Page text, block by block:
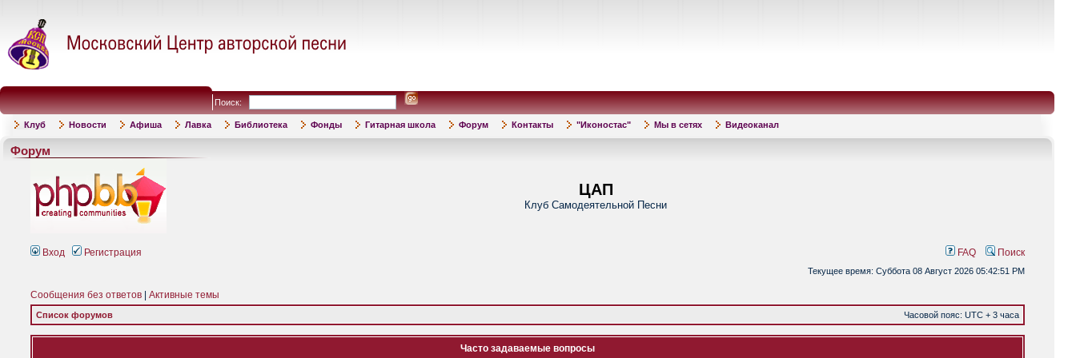
Поиск:
Клуб Новости Афиша Лавка Библиотека Фонды Гитарная школа Форум Контакты "Иконостас" Мы в сетях Видеоканал
Форум
ЦАП
Клуб Самодеятельной Песни
Вход Регистрация FAQ Поиск
Текущее время: Суббота 08 Август 2026 05:42:51 PM
Сообщения без ответов Активные темы
Список форумов Часовой пояс: UTC + 3 часа
Часто задаваемые вопросы